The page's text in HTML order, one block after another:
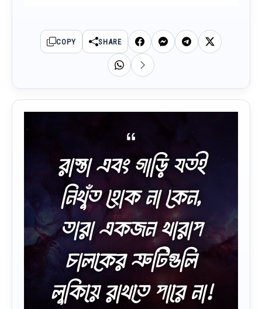
COPY SHARE
রাস্তা এবং গাড়ি যতই
নিখুঁত হোক না কেন,
তারা একজন খারাপ
চালকের ত্রুটিগুলি
লুকিয়ে রাখতে পারে না!